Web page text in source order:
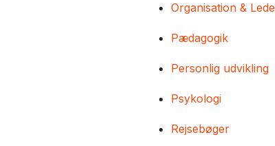
Organisation &
Pædagogik
Personlig udvikling
Psykologi
Rejsebøger